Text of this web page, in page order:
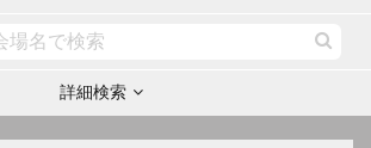
詳細検索